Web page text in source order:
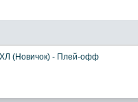
(Новичок) - Плей-офф